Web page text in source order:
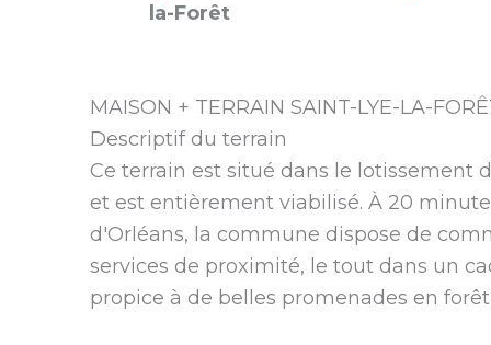
la-Forêt
MAISON + TERRAIN SAINT-LYE-LA-
Descriptif du terrain
Ce terrain est situé dans le lotissement
et est entièrement viabilisé. À 20
d'Orléans, la commune dispose de
services de proximité, le tout dans un
propice à de belles promenades en